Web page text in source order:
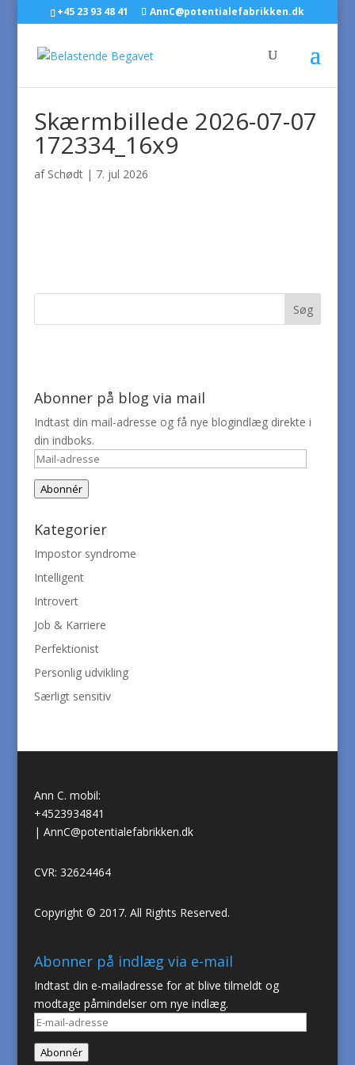
+45 23 93 48 41 AnnC@potentialefabrikken.dk
Skærmbillede 2026-07-07
172334_16x9
af Schødt| 7. jul 2026
Abonner på blog via mail
Indtast din mail-adresse og få nye blogindlæg direkte i
din indboks.
Mail-
adresse
Abonnér
Kategorier
Impostor syndrome
Intelligent
Introvert
Job & Karriere
Perfektionist
Personlig udvikling
Særligt sensitiv
Ann C. mobil:
+4523934841
| AnnC@potentialefabrikken.dk
CVR: 32624464
Copyright © 2017. All Rights Reserved.
Abonner på indlæg via e-mail
Indtast din e-mailadresse for at blive tilmeldt og
modtage påmindelser om nye indlæg.
E-
mail-
adresse
Abonnér